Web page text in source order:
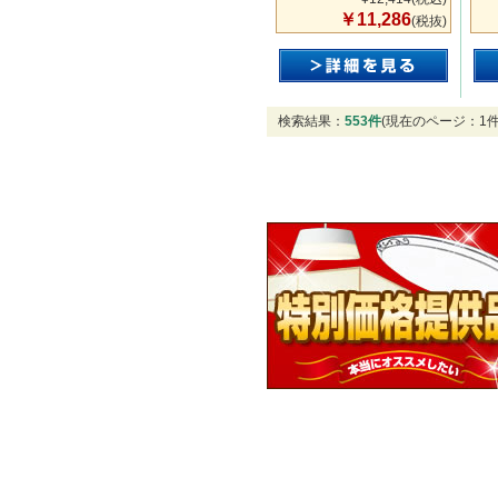
￥11,286(税抜)
検索結果： 553件(現在のページ：1